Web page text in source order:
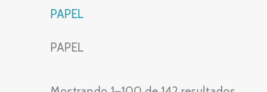
PAPEL
PAPEL